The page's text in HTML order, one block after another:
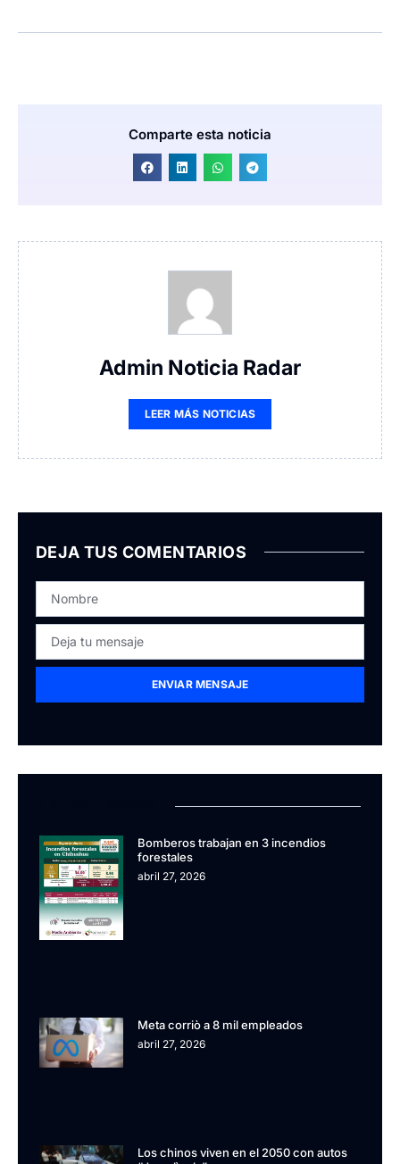
Comparte esta noticia
Admin Noticia Radar
LEER MÁS NOTICIAS
DEJA TUS COMENTARIOS
ENVIAR MENSAJE
Bomberos trabajan en 3 incendios
forestales
abril 27, 2026
Meta corriò a 8 mil empleados
abril 27, 2026
Los chinos viven en el 2050 con autos